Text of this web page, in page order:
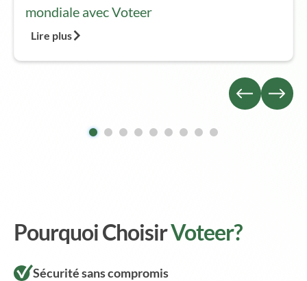
mondiale avec Voteer
Lire plus
Pourquoi ChoisirVoteer?
Sécurité sans compromis